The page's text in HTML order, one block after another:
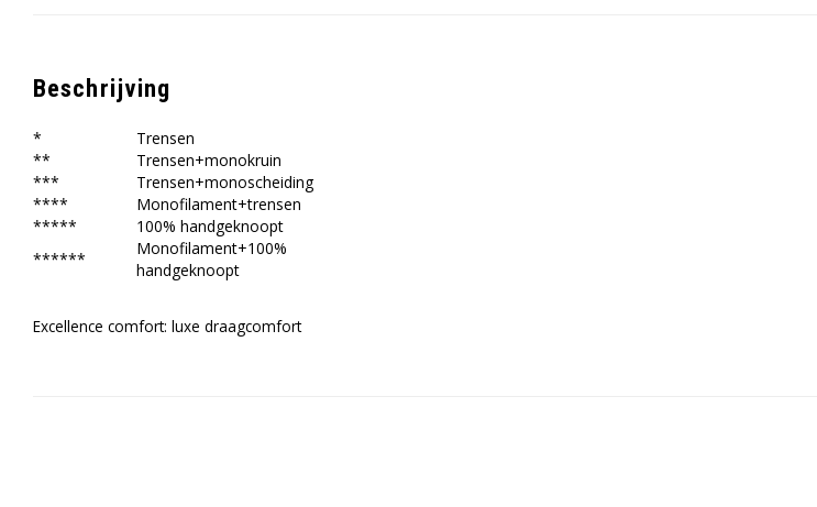
Beschrijving
*
Trensen
**
Trensen+monokruin
***
Trensen+monoscheiding
****
Monofilament+trensen
*****
100% handgeknoopt
******
Monofilament+100%
handgeknoopt
Excellence comfort: luxe draagcomfort